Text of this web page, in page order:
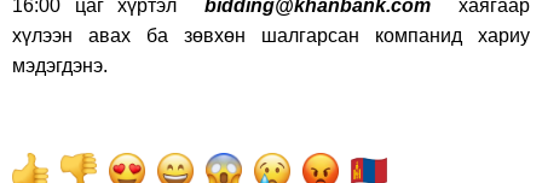
16:00 цаг хүртэл bidding@khanbank.com
хаягаар
хүлээн авах ба зөвхөн шалгарсан компанид хариу
мэдэгдэнэ.